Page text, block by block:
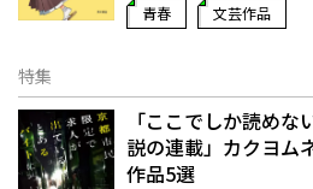
青春 文芸作品
特集
「ここでしか読め
説の連載」――カクヨ
作品5選